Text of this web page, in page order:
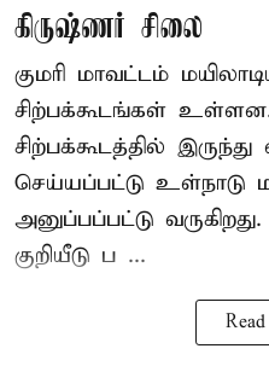
கிருஷ்ணர் சிலை
குமரி மாவட்டம்
சிற்பக்கூடங்கள்
சிற்பக்கூடத்தில்
செய்யப்பட்டு உள்நாடு
அனுப்பப்பட்டு வருகிறது.
குறியீடு ப ...